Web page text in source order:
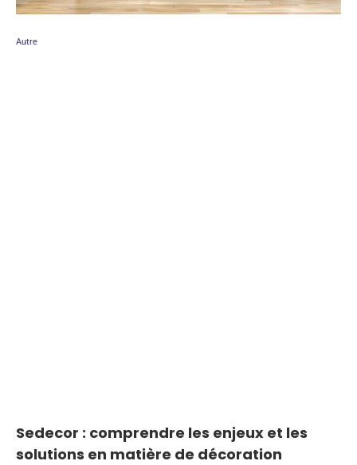
Autre
Sedecor : comprendre les enjeux et les
solutions en matière de décoration